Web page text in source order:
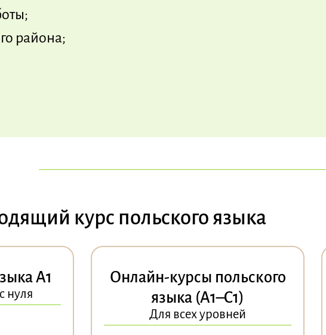
района;
курс польского языка
A1
нуля
Онлайн-курсы польского
языка (A1–C1)
Для всех уровней